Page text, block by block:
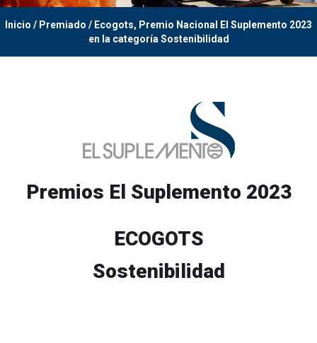
Inicio / Premiado / Ecogots, Premio Nacional El Suplemento 2023
en la categoría Sostenibilidad
Premios El Suplemento 2023
ECOGOTS
Sostenibilidad